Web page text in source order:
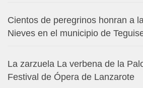
Cientos de peregrinos honran a
Nieves en el municipio de
La zarzuela La verbena de la
Festival de Ópera de Lanzarote